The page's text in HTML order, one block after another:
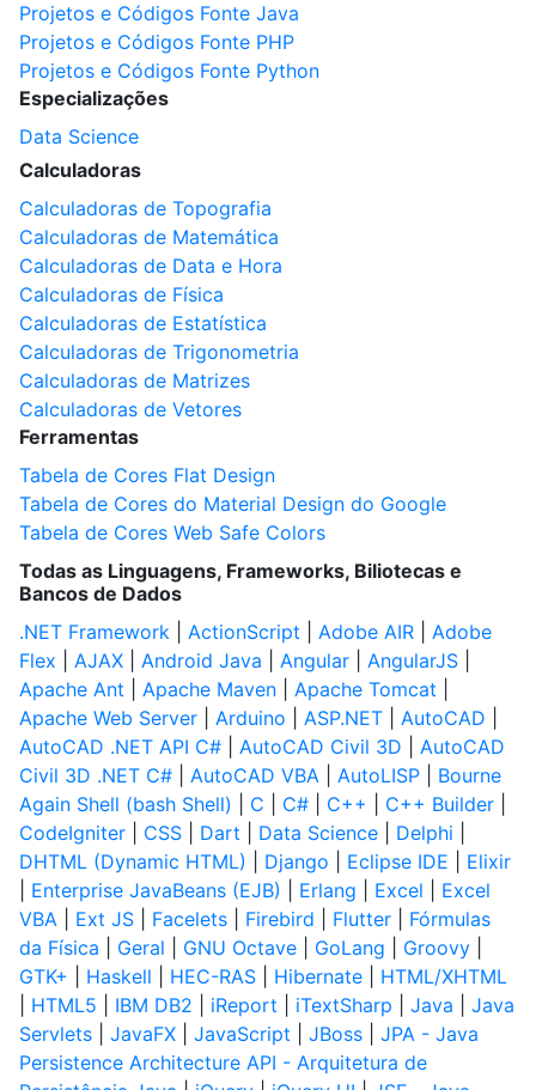
Projetos e Códigos Fonte Java
Projetos e Códigos Fonte PHP
Projetos e Códigos Fonte Python
Especializações
Data Science
Calculadoras
Calculadoras de Topografia
Calculadoras de Matemática
Calculadoras de Data e Hora
Calculadoras de Física
Calculadoras de Estatística
Calculadoras de Trigonometria
Calculadoras de Matrizes
Calculadoras de Vetores
Ferramentas
Tabela de Cores Flat Design
Tabela de Cores do Material Design do Google
Tabela de Cores Web Safe Colors
Todas as Linguagens, Frameworks, Biliotecas e
Bancos de Dados
.NET Framework
ActionScript Adobe AIR
Adobe
Flex
AJAX Android Java Angular AngularJS
Apache Ant
Apache Maven Apache Tomcat
Apache Web Server
Arduino ASP.NET AutoCAD
AutoCAD .NET API C#
AutoCAD Civil 3D
AutoCAD
Civil 3D .NET C#
AutoCAD VBA AutoLISP
Bourne
Again Shell (bash Shell)
C C# C++ C++ Builder
CodeIgniter
CSS Dart Data Science Delphi
DHTML (Dynamic HTML)
Django Eclipse IDE
Elixir
Enterprise JavaBeans (EJB) Erlang Excel
Excel
VBA
Ext JS Facelets Firebird Flutter
Fórmulas
da Física
Geral GNU Octave GoLang Groovy
GTK+
Haskell HEC-RAS Hibernate
HTML/XHTML
HTML5 IBM DB2 iReport iTextSharp Java
Java
Servlets
JavaFX JavaScript JBoss
JPA - Java
Persistence Architecture API - Arquitetura de